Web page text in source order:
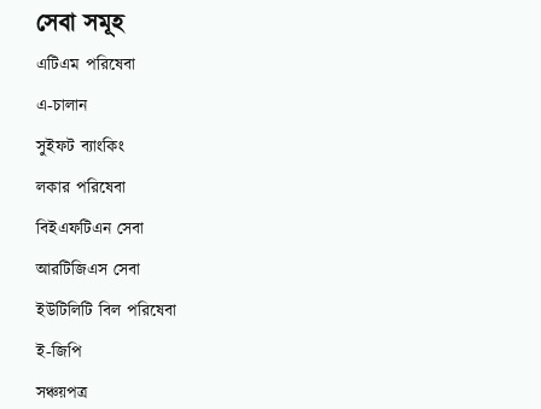
সেবা সমূহ
এটিএম পরিষেবা
এ-চালান
সুইফট ব্যাংকিং
লকার পরিষেবা
বিইএফটিএন সেবা
আরটিজিএস সেবা
ইউটিলিটি বিল পরিষেবা
ই-জিপি
সঞ্চয়পত্র